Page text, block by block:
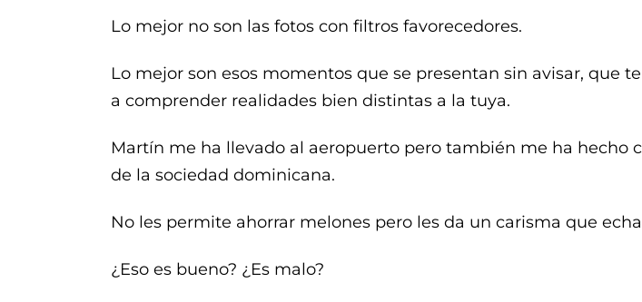
Lo mejor no son las fotos con filtros favorecedores.
Lo mejor son esos momentos que se presentan sin avisar, que
a comprender realidades bien distintas a la tuya.
Martín me ha llevado al aeropuerto pero también me ha hecho
de la sociedad dominicana.
No les permite ahorrar melones pero les da un carisma que
¿Eso es bueno? ¿Es malo?